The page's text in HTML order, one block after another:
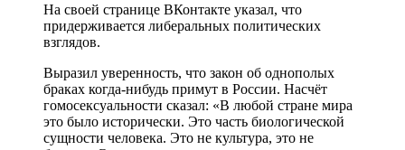
На своей странице ВКонтакте указал, что
придерживается либеральных политических
взглядов.
Выразил уверенность, что закон об однополых
браках когда-нибудь примут в России. Насчёт
гомосексуальности сказал: «В любой стране мира
это было исторически. Это часть биологической
сущности человека. Это не культура, это не